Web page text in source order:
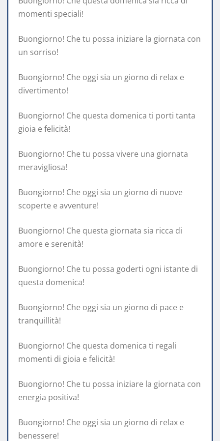
momenti speciali!
Buongiorno! Che tu possa iniziare la giornata con
un sorriso!
Buongiorno! Che oggi sia un giorno di relax e
divertimento!
Buongiorno! Che questa domenica ti porti tanta
gioia e felicità!
Buongiorno! Che tu possa vivere una giornata
meravigliosa!
Buongiorno! Che oggi sia un giorno di nuove
scoperte e avventure!
Buongiorno! Che questa giornata sia ricca di
amore e serenità!
Buongiorno! Che tu possa goderti ogni istante di
questa domenica!
Buongiorno! Che oggi sia un giorno di pace e
tranquillità!
Buongiorno! Che questa domenica ti regali
momenti di gioia e felicità!
Buongiorno! Che tu possa iniziare la giornata con
energia positiva!
Buongiorno! Che oggi sia un giorno di relax e
benessere!